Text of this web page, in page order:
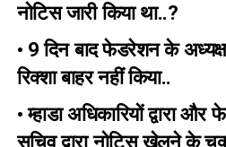
नोटिस जारी किया था..?
• 9 दिन बाद फेडरेशन के
रिक्शा बाहर नहीं किया..
• म्हाडा अधिकारियों द्वारा
सचिव द्वारा नोटिस खेलने के